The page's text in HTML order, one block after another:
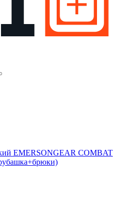
EMERSONGEAR COMBAT